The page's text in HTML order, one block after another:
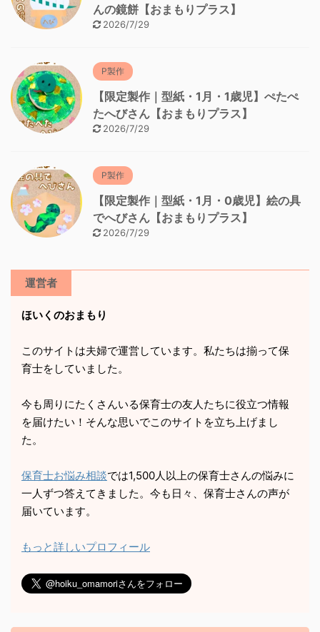
んの鏡餅【おまもりプラス】
2026/7/29
P製作
【限定製作｜型紙・1月・1歳児】ぺたぺ
たへびさん【おまもりプラス】
2026/7/29
P製作
【限定製作｜型紙・1月・0歳児】絵の具
でへびさん【おまもりプラス】
2026/7/29
運営者
ほいくのおまもり
このサイトは夫婦で運営しています。私たちは揃って保
育士をしていました。
今も周りにたくさんいる保育士の友人たちに役立つ情報
を届けたい！そんな思いでこのサイトを立ち上げまし
た。
保育士お悩み相談では1,500人以上の保育士さんの悩みに
一人ずつ答えてきました。今も日々、保育士さんの声が
届いています。
もっと詳しいプロフィール